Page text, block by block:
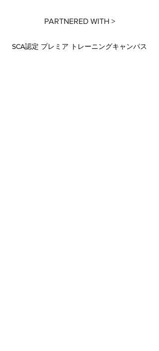
PARTNERED WITH >
SCA認定 プレミア トレーニングキャンパス